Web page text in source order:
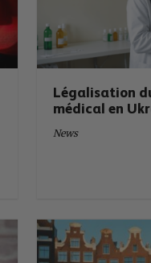
Légalisation
médical en
News